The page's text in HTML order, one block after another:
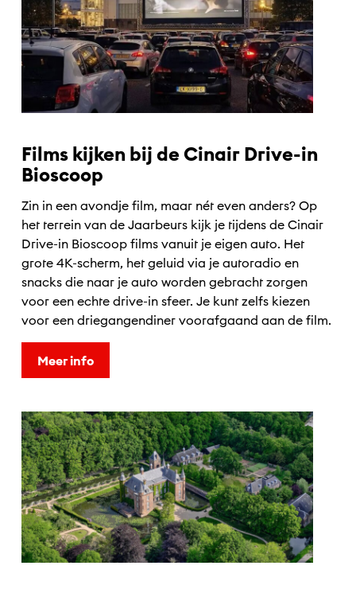
Films kijken bij de Cinair Drive-in
Bioscoop
Zin in een avondje film, maar nét even anders? Op
het terrein van de Jaarbeurs kijk je tijdens de Cinair
Drive-in Bioscoop films vanuit je eigen auto. Het
grote 4K-scherm, het geluid via je autoradio en
snacks die naar je auto worden gebracht zorgen
voor een echte drive-in sfeer. Je kunt zelfs kiezen
voor een driegangendiner voorafgaand aan de film.
Meer info